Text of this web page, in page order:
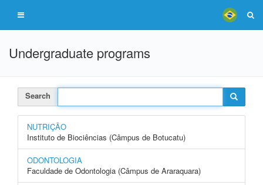
Undergraduate programs
Search
NUTRIÇÃO
Instituto de Biociências (Câmpus de Botucatu)
ODONTOLOGIA
Faculdade de Odontologia (Câmpus de Araraquara)